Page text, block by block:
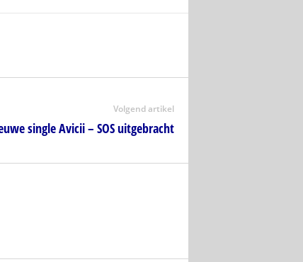
Volgend artikel
single Avicii – SOS uitgebracht